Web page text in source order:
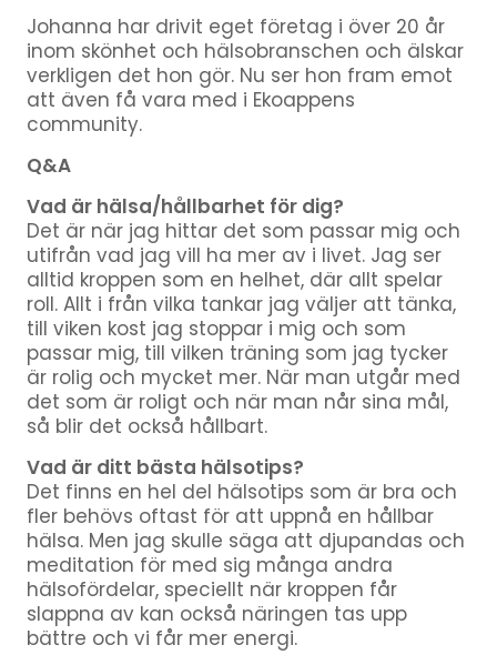
Johanna har drivit eget företag i över 20 år
inom skönhet och hälsobranschen och älskar
verkligen det hon gör. Nu ser hon fram emot
att även få vara med i Ekoappens
community.
Q&A
Vad är hälsa/hållbarhet för dig?
Det är när jag hittar det som passar mig och
utifrån vad jag vill ha mer av i livet. Jag ser
alltid kroppen som en helhet, där allt spelar
roll. Allt i från vilka tankar jag väljer att tänka,
till viken kost jag stoppar i mig och som
passar mig, till vilken träning som jag tycker
är rolig och mycket mer. När man utgår med
det som är roligt och när man når sina mål,
så blir det också hållbart.
Vad är ditt bästa hälsotips?
Det finns en hel del hälsotips som är bra och
fler behövs oftast för att uppnå en hållbar
hälsa. Men jag skulle säga att djupandas och
meditation för med sig många andra
hälsofördelar, speciellt när kroppen får
slappna av kan också näringen tas upp
bättre och vi får mer energi.